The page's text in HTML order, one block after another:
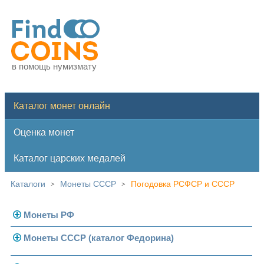
в помощь нумизмату
Каталог монет онлайн
Оценка монет
Каталог царских медалей
Каталоги > Монеты СССР > Погодовка РСФСР и СССР
Монеты РФ
Современная Россия
Монеты СССР (каталог Федорина)